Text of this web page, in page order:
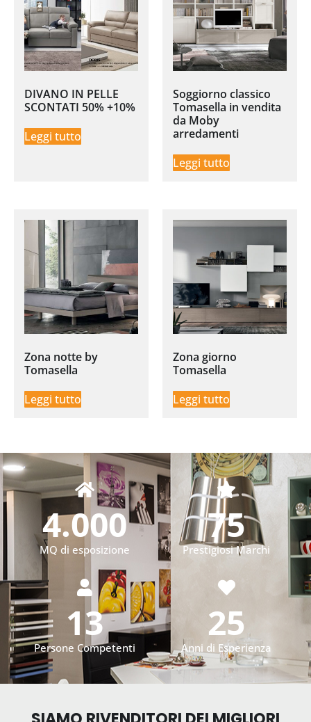
DIVANO IN PELLE
SCONTATI 50% +10%
Leggi tutto
Soggiorno classico
Tomasella in vendita
da Moby
arredamenti
Leggi tutto
Zona notte by
Tomasella
Leggi tutto
Zona giorno
Tomasella
Leggi tutto
MQ di esposizione
4.000
Prestigiosi Marchi
75
Persone Competenti
13
Anni di Esperienza
25